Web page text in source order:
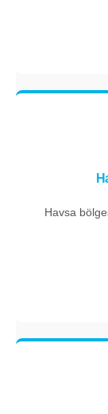
Havsa